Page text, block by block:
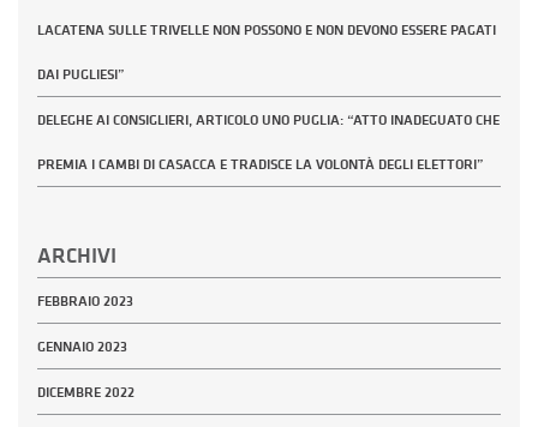
LACATENA SULLE TRIVELLE NON POSSONO E NON DEVONO ESSERE PAGATI
DAI PUGLIESI”
DELEGHE AI CONSIGLIERI, ARTICOLO UNO PUGLIA: “ATTO INADEGUATO CHE
PREMIA I CAMBI DI CASACCA E TRADISCE LA VOLONTÀ DEGLI ELETTORI”
ARCHIVI
FEBBRAIO 2023
GENNAIO 2023
DICEMBRE 2022